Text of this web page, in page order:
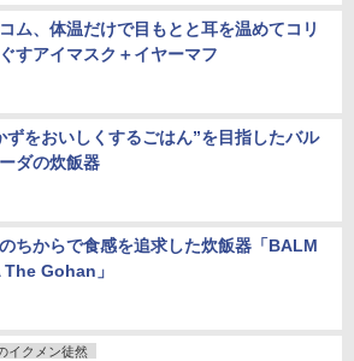
ム、体温だけで目もとと耳を温めてコリ
すアイマスク＋イヤーマフ
ずをおいしくするごはん”を目指したバル
ダの炊飯器
ちからで食感を追求した炊飯器「BALM
The Gohan」
イクメン徒然